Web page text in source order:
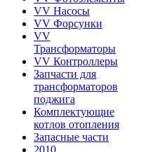
VV Насосы
VV Форсунки
VV
Трансформаторы
VV Контроллеры
Запчасти для
трансформаторов
поджига
Комплектующие
котлов отопления
Запасные части
2010